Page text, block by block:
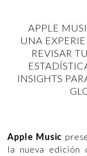
APPLE
UNA
REVISAR
INSIGHTS
Apple Music
la nueva edición